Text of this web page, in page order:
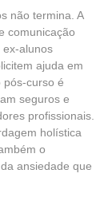
não termina. A
comunicação
alunos
ajuda em
pós-curso é
seguros e
profissionais.
holística
o
ansiedade que